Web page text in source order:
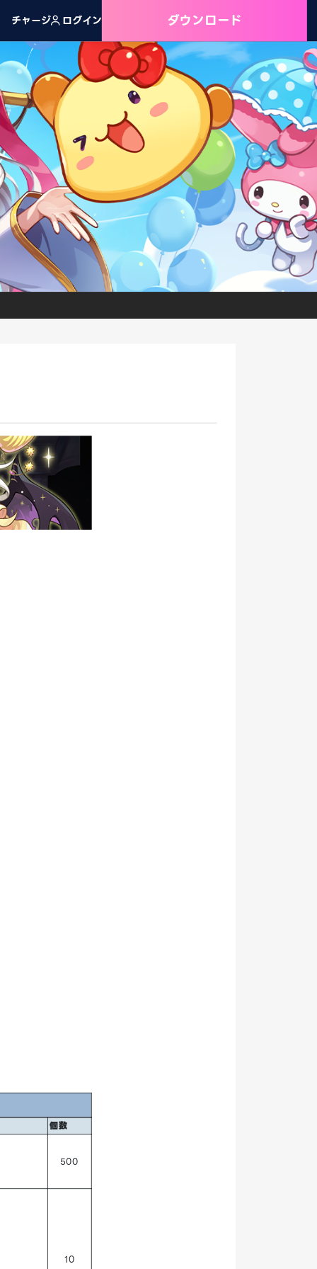
チャージ ログイン ダウンロード
個数
500
10